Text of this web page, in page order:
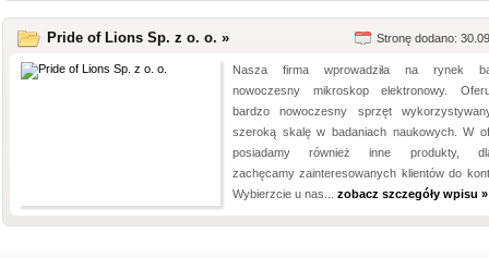
Pride of Lions Sp. z o. o. » Stronę dodano:
Nasza firma wprowadziła na rynek
nowoczesny mikroskop elektronowy.
bardzo nowoczesny sprzęt
szeroką skalę w badaniach naukowych. W
posiadamy również inne produkty,
zachęcamy zainteresowanych klientów do
Wybierzcie u nas... zobacz szczegóły wpisu »